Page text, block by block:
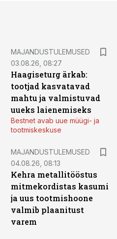
MAJANDUSTULEMUSED
03.08.26, 08:27
Haagiseturg ärkab:
tootjad kasvatavad
mahtu ja valmistuvad
uueks laienemiseks
Bestnet avab uue müügi- ja
tootmiskeskuse
MAJANDUSTULEMUSED
04.08.26, 08:13
Kehra metallitööstus
mitmekordistas kasumi
ja uus tootmishoone
valmib plaanitust
varem